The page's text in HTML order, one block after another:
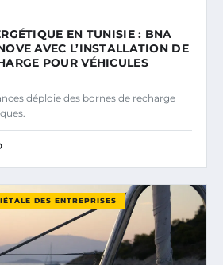
EN TUNISIE : BNA
AVEC L’INSTALLATION DE
POUR VÉHICULES
déploie des bornes de recharge
DES ENTREPRISES